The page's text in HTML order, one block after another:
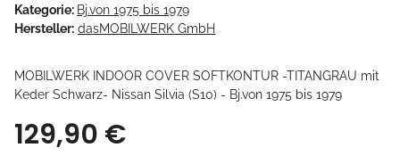
Kategorie: Bj.von 1975 bis 1979
Hersteller: dasMOBILWERK GmbH
MOBILWERK INDOOR COVER SOFTKONTUR -TITANGRAU mit
Keder Schwarz- Nissan Silvia (S10) - Bj.von 1975 bis 1979
129,90 €